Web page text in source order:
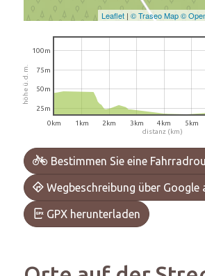
Leaflet | © Traseo Map©
distanz (km)
höhe ü. d. m.
0km 1km 2km 3km 4km 5km
25m
50m
75m
100m
Bestimmen Sie eine
Wegbeschreibung über Google
GPX herunterladen